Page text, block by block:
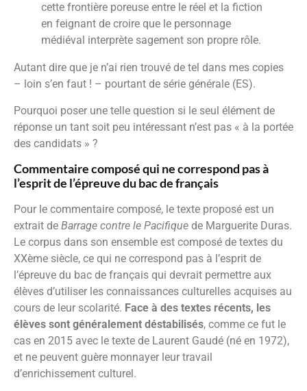
cette frontière poreuse entre le réel et la fiction
en feignant de croire que le personnage
médiéval interprète sagement son propre rôle.
Autant dire que je n’ai rien trouvé de tel dans mes copies
– loin s’en faut ! – pourtant de série générale (ES).
Pourquoi poser une telle question si le seul élément de
réponse un tant soit peu intéressant n’est pas « à la portée
des candidats » ?
Commentaire composé qui ne correspond pas à
l’esprit de l’épreuve du bac de français
Pour le commentaire composé, le texte proposé est un
extrait de Barrage contre le Pacifique de Marguerite Duras.
Le corpus dans son ensemble est composé de textes du
XXème siècle, ce qui ne correspond pas à l’esprit de
l’épreuve du bac de français qui devrait permettre aux
élèves d’utiliser les connaissances culturelles acquises au
cours de leur scolarité. Face à des textes récents, les
élèves sont généralement déstabilisés, comme ce fut le
cas en 2015 avec le texte de Laurent Gaudé (né en 1972),
et ne peuvent guère monnayer leur travail
d’enrichissement culturel.